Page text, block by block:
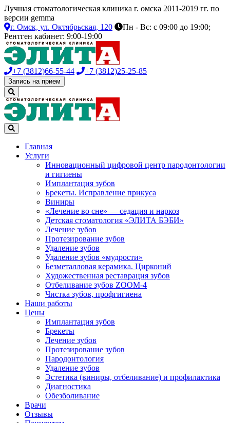
Лучшая стоматологическая клиника г. омска 2011-2019 гг. по
версии gemma
г. Омск, ул. Октябрьская, 120
Пн - Вс: с 09:00 до 19:00;
Рентген кабинет: 9:00-19:00
+7 (3812)66-55-44 +7 (3812)25-25-85
Запись на прием
Главная
Услуги
Инновационный цифровой центр пародонтологии
и гигиены
Имплантация зубов
Брекеты. Исправление прикуса
Виниры
«Лечение во сне» — седация и наркоз
Детская стоматология «ЭЛИТА БЭБИ»
Лечение зубов
Протезирование зубов
Удаление зубов
Удаление зубов «мудрости»
Безметалловая керамика. Цирконий
Художественная реставрация зубов
Отбеливание зубов ZOOM-4
Чистка зубов, профгигиена
Наши работы
Цены
Имплантация зубов
Брекеты
Лечение зубов
Протезирование зубов
Пародонтология
Удаление зубов
Эстетика (виниры, отбеливание) и профилактика
Диагностика
Обезболивание
Врачи
Отзывы